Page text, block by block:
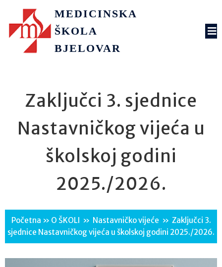
MEDICINSKA
ŠKOLA
BJELOVAR
Zaključci 3. sjednice
Nastavničkog vijeća u
školskoj godini
2025./2026.
Početna » O ŠKOLI » Nastavničko vijeće » Zaključci 3.
sjednice Nastavničkog vijeća u školskoj godini 2025./2026.